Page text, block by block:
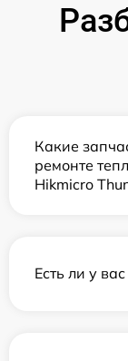
Какие
ремонте
Hikmicro
Есть ли у